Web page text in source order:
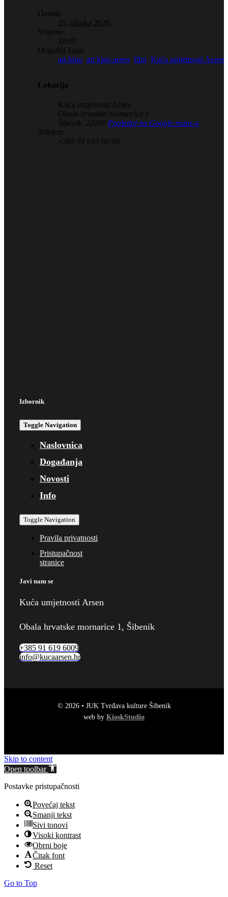
Datum:
25. ožujka 2026.
Vrijeme:
18:00
Događaj Tags:
art kino, art kino arsen, film, Kuća umjetnosti Arsen
Lokacija
Kuća umjetnosti Arsen
Obala hrvatske mornarice 1
Šibenik
22000 Pogledaj na Google maps-u
Telefon:
+385 91 619 60 09
Izbornik
Toggle Navigation
Naslovnica
Događanja
Novosti
Info
Toggle Navigation
Pravila privatnosti
Pristupačnost
stranice
Javi nam se
Kuća umjetnosti Arsen
Obala hrvatske mornarice 1, Šibenik
+385 91 619 6009
info@kucaarsen.hr
© 2026 • JUK Tvrđava kulture Šibenik
web by KioskStudio
Skip to content
Open toolbar
Postavke pristupačnosti
Povećaj tekst
Smanji tekst
Sivi tonovi
Visoki kontrast
Obrni boje
Čitak font
Reset
Go to Top